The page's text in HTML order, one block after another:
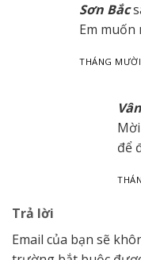
Sơn Bắc
Em muốn
THÁNG
Vân
để
Trả lời
Email của bạn sẽ